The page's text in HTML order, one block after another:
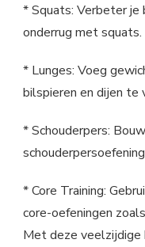
* Squats: Verbeter je
onderrug met squats.
* Lunges: Voeg
bilspieren en dijen te
* Schouderpers:
* Core Training:
core-oefeningen
Met deze veelzijdige